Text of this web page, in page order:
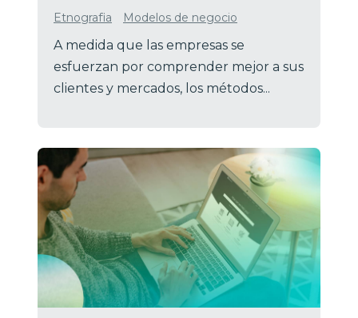
Etnografia Modelos de negocio
A medida que las empresas se
esfuerzan por comprender mejor a sus
clientes y mercados, los métodos...